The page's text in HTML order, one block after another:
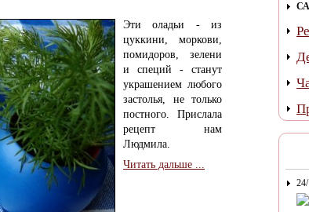
Эти оладьи - из
цуккини, моркови,
помидоров, зелени
и специй - станут
украшением любого
застолья, не только
постного. Прислала
рецепт нам
Людмила.
Читать дальше ...